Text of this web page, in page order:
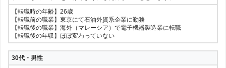
た。また英文科の出身であり英語は得意だということをアピールした。
【転職時の年齢】31歳
【転職前の職業】英語の資料を使用する特許事務所
【転職後の職業】子供に英語を教える学習塾
【転職後の年収】ほぼ変わっていない
40代・男性
【転職時の年齢】26歳
【転職前の職業】東京にて石油外資系企業に勤務
【転職後の職業】海外（マレーシア）で電子機器製造業に転職
【転職後の年収】ほぼ変わっていない
30代・男性